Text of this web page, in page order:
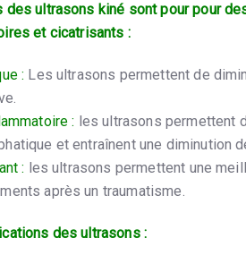
des ultrasons kiné sont pour pour
et cicatrisants :
: Les ultrasons permettent de
: les ultrasons permettent
et entraînent une diminution
: les ultrasons permettent une
après un traumatisme.
des ultrasons :